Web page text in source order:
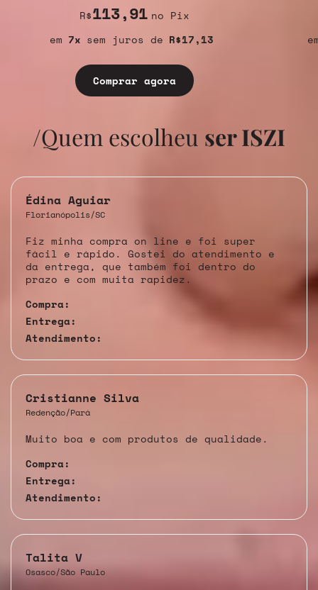
R$113,91 no Pix
7
R$17,13
sem juros
Comprar agora
/Quem escolheu ser ISZI
Édina Aguiar
Florianópolis/SC
Fiz minha compra on line e foi super
fácil e rápido. Gostei do atendimento e
da entrega, que também foi dentro do
prazo e com muita rapidez.
Compra:
Entrega:
Atendimento:
Cristianne Silva
Redenção/Pará
Muito boa e com produtos de qualidade.
Compra:
Entrega:
Atendimento:
Talita V
Osasco/São Paulo